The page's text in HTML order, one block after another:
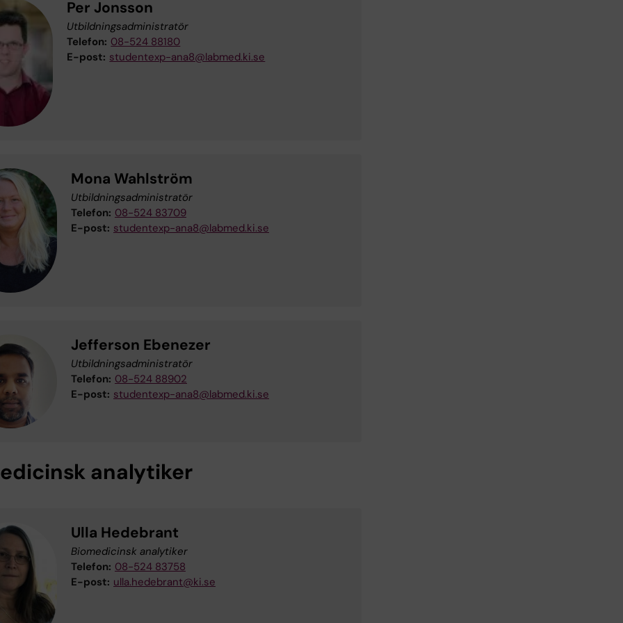
Per Jonsson
Utbildningsadministratör
Telefon: 08-524 88180
E-post: studentexp-ana8@labmed.ki.se
Mona Wahlström
Utbildningsadministratör
Telefon: 08-524 83709
E-post: studentexp-ana8@labmed.ki.se
Jefferson Ebenezer
Utbildningsadministratör
Telefon: 08-524 88902
E-post: studentexp-ana8@labmed.ki.se
analytiker
Ulla Hedebrant
Biomedicinsk analytiker
Telefon: 08-524 83758
E-post: ulla.hedebrant@ki.se